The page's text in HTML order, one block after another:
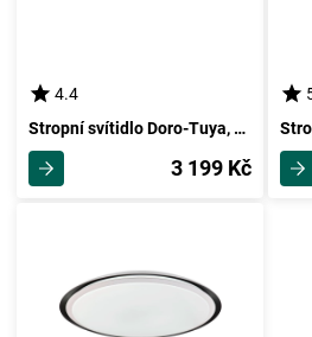
4.4
Stropní svítidlo Doro-Tuya, D: Ca 120cm, Bílá
3 199 Kč